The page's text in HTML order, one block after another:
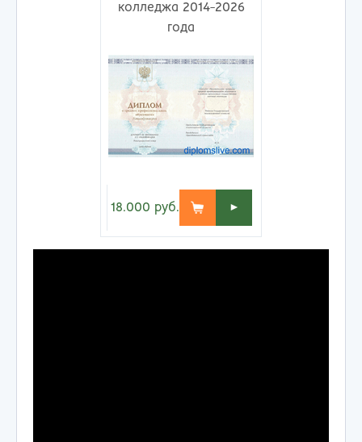
колледжа 2014-2026
года
18.000 руб. ►